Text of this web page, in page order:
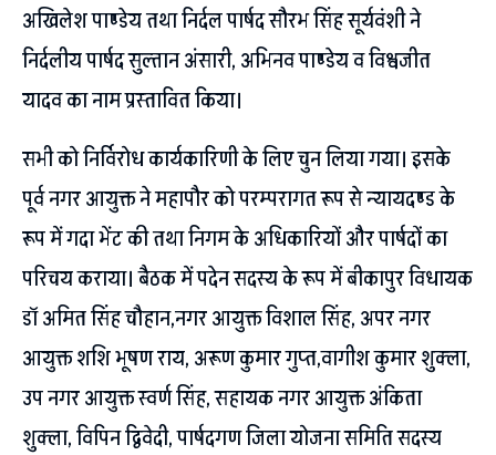
अखिलेश पाण्डेय तथा निर्दल पार्षद सौरभ सिंह सूर्यवंशी ने
निर्दलीय पार्षद सुल्तान अंसारी, अभिनव पाण्डेय व विश्वजीत
यादव का नाम प्रस्तावित किया।
सभी को निर्विरोध कार्यकारिणी के लिए चुन लिया गया। इसके
पूर्व नगर आयुक्त ने महापौर को परम्परागत रूप से न्यायदण्ड के
रूप में गदा भेंट की तथा निगम के अधिकारियों और पार्षदों का
परिचय कराया। बैठक में पदेन सदस्य के रूप में बीकापुर विधायक
डॉ अमित सिंह चौहान,नगर आयुक्त विशाल सिंह, अपर नगर
आयुक्त शशि भूषण राय, अरूण कुमार गुप्त,वागीश कुमार शुक्ला,
उप नगर आयुक्त स्वर्ण सिंह, सहायक नगर आयुक्त अंकिता
शुक्ला, विपिन द्विवेदी, पार्षदगण जिला योजना समिति सदस्य